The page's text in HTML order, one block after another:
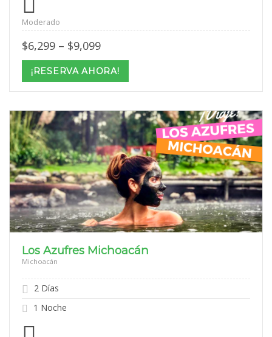
Moderado
$6,299 – $9,099Price
$6,299
through
$9,099
¡RESERVA AHORA!
Los Azufres Michoacán
Michoacán
2 Días
1 Noche